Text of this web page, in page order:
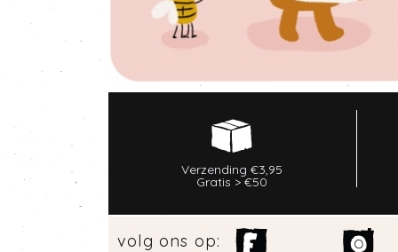
Verzending €3,95
Gratis > €50
volg ons op: